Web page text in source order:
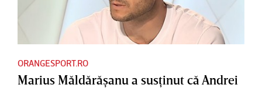
ORANGESPORT.RO
Marius Măldărăşanu a susţinut că Andrei